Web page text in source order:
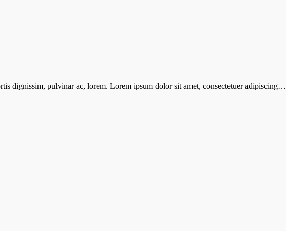
dignissim, pulvinar ac, lorem. Lorem ipsum dolor sit amet, consectetuer adipiscing…